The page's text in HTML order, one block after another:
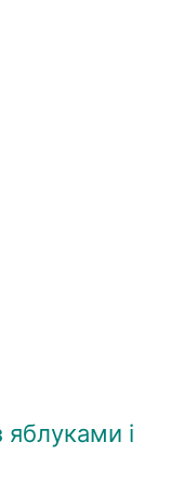
яблуками і